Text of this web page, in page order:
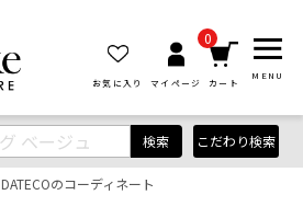
お気に入り マイページ
0
カート
MENU
検索 こだわり検索
DATECOのコーディネート